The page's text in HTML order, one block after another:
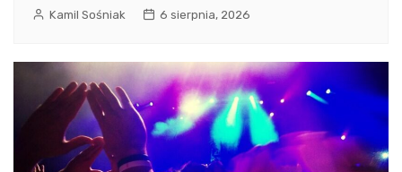
Kamil Sośniak 6 sierpnia, 2026